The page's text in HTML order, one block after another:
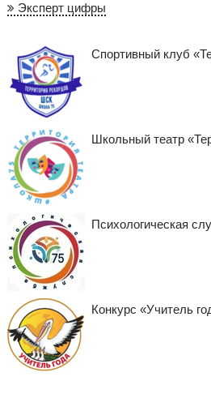
Эксперт цифры
Спортивный клуб
Школьный театр
Психологическая
Конкурс «Учитель